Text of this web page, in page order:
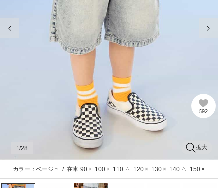
592
拡大
1 /28
カラー：ベージュ / 在庫 90:× 100:× 110:△ 120:× 130:× 140:△ 150:×